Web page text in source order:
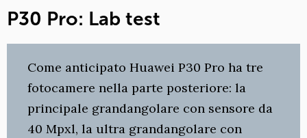
P30 Pro: Lab test
Come anticipato Huawei P30 Pro ha tre
fotocamere nella parte posteriore: la
principale grandangolare con sensore da
40 Mpxl, la ultra grandangolare con